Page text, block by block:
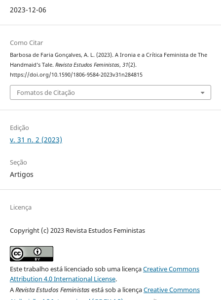
2023-12-06
Como Citar
Barbosa de Faria Gonçalves, A. L. (2023). A Ironia e a Crítica Feminista de The
Handmaid’s Tale. Revista Estudos Feministas, 31(2).
https://doi.org/10.1590/1806-9584-2023v31n284815
Fomatos de Citação
Edição
v. 31 n. 2 (2023)
Seção
Artigos
Licença
Copyright (c) 2023 Revista Estudos Feministas
Este trabalho está licenciado sob uma licençaCreative Commons
Attribution 4.0 International License.
ARevista Estudos Feministasestá sob a licençaCreative Commons